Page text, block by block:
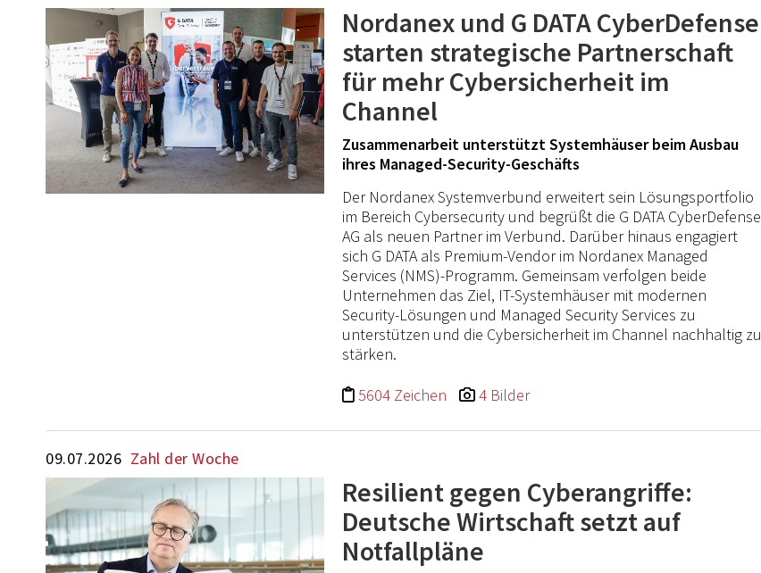
Nordanex und G DATA CyberDefense
starten strategische Partnerschaft
für mehr Cybersicherheit im
Channel
Zusammenarbeit unterstützt Systemhäuser beim Ausbau
ihres Managed-Security-Geschäfts
Der Nordanex Systemverbund erweitert sein Lösungsportfolio
im Bereich Cybersecurity und begrüßt die G DATA CyberDefense
AG als neuen Partner im Verbund. Darüber hinaus engagiert
sich G DATA als Premium-Vendor im Nordanex Managed
Services (NMS)-Programm. Gemeinsam verfolgen beide
Unternehmen das Ziel, IT-Systemhäuser mit modernen
Security-Lösungen und Managed Security Services zu
unterstützen und die Cybersicherheit im Channel nachhaltig zu
stärken.
5604 Zeichen
4 Bilder
09.07.2026 Zahl der Woche
Resilient gegen Cyberangriffe:
Deutsche Wirtschaft setzt auf
Notfallpläne